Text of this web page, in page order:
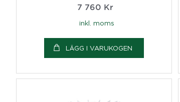
7 760 Kr
inkl. moms
LÄGG I VARUKOGEN